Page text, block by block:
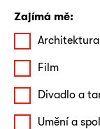
Zajímá mě:
Architektura
Film
Divadlo a
Umění a